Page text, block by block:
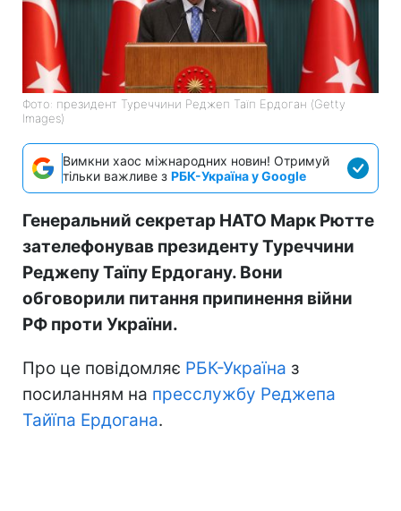
Фото: президент Туреччини Реджеп Таїп Ердоган (Getty
Images)
Вимкни хаос міжнародних новин! Отримуй
тільки важливе з РБК-Україна у Google
Генеральний секретар НАТО Марк Рютте
зателефонував президенту Туреччини
Реджепу Таїпу Ердогану. Вони
обговорили питання припинення війни
РФ проти України.
Про це повідомляє РБК-Україна з
посиланням на пресслужбу Реджепа
Тайїпа Ердогана.